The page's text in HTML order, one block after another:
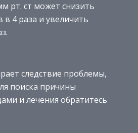
рт. ст может снизить
в 4 раза и увеличить
следствие проблемы,
поиска причины
и лечения обратитесь